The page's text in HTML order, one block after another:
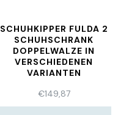
SCHUHKIPPER FULDA 2
SCHUHSCHRANK
DOPPELWALZE IN
VERSCHIEDENEN
VARIANTEN
€149,87